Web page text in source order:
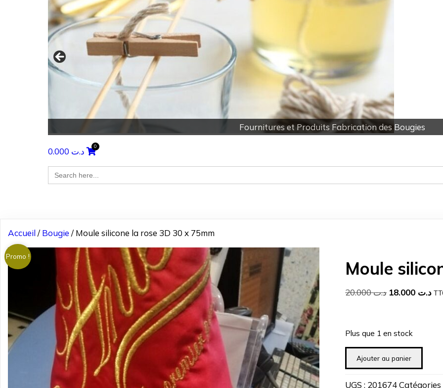
Payement en ligne par carte bancaire ou Postal
د.ت
Search
for:
Accueil/Bougie / Moule silicone la rose 3D 30 x 75mm
Promo !
Moule
د.ت20.000
Le
était :
د.تLe
Plus que 1 en stock
Ajouter au panier
UGS : 201674 Catégories